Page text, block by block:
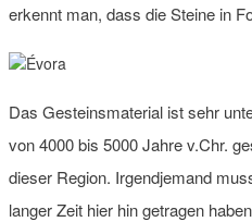
erkennt man, dass die Steine in
Das Gesteinsmaterial ist sehr
von 4000 bis 5000 Jahre v.Chr.
dieser Region. Irgendjemand
langer Zeit hier hin getragen